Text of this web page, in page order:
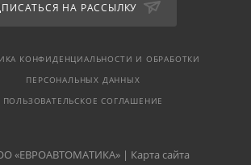
НА РАССЫЛКУ
КОНФИДЕНЦИАЛЬНОСТИ И ОБРАБОТКИ
ПЕРСОНАЛЬНЫХ ДАННЫХ
ПОЛЬЗОВАТЕЛЬСКОЕ СОГЛАШЕНИЕ
«ЕВРОАВТОМАТИКА» | Карта сайта